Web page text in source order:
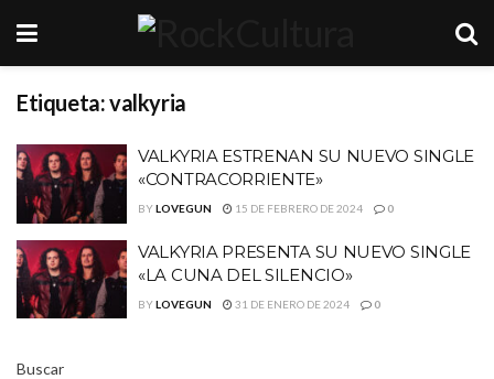
Etiqueta:valkyria
VALKYRIA ESTRENAN SU NUEVO SINGLE
«CONTRACORRIENTE»
BYLOVEGUN 15 DE FEBRERO DE 2024 0
VALKYRIA PRESENTA SU NUEVO SINGLE
«LA CUNA DEL SILENCIO»
BYLOVEGUN 31 DE ENERO DE 2024 0
Buscar